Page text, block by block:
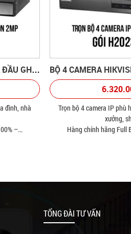
BỘ 5 CAMERA HIKVISION VÀ ĐẦU GHI HÌNH
đình, nhà
–...
Trọn bộ 4 camera IP phù
xưởng,
Hàng chính hãng Full
TỔNG ĐÀI TƯ VẤN